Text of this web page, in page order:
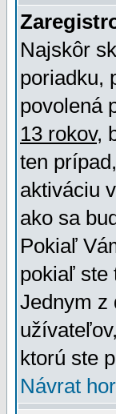
Najskôr
poriadku,
povolená
13 rokov,
ten
aktiváciu
ako sa
Pokiaľ
pokiaľ ste
Jednym z
ktorú ste
Návrat